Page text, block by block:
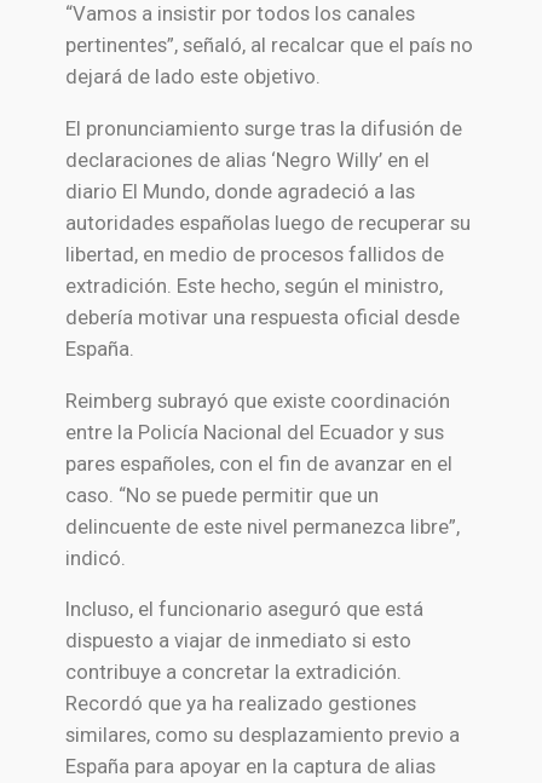
“Vamos a insistir por todos los canales
pertinentes”, señaló, al recalcar que el país no
dejará de lado este objetivo.
El pronunciamiento surge tras la difusión de
declaraciones de alias ‘Negro Willy’ en el
diario El Mundo, donde agradeció a las
autoridades españolas luego de recuperar su
libertad, en medio de procesos fallidos de
extradición. Este hecho, según el ministro,
debería motivar una respuesta oficial desde
España.
Reimberg subrayó que existe coordinación
entre la Policía Nacional del Ecuadory sus
pares españoles, con el fin de avanzar en el
caso. “No se puede permitir que un
delincuente de este nivel permanezca libre”,
indicó.
Incluso, el funcionario aseguró que está
dispuesto a viajar de inmediato si esto
contribuye a concretar la extradición.
Recordó que ya ha realizado gestiones
similares, como su desplazamiento previo a
España para apoyar en la captura de alias